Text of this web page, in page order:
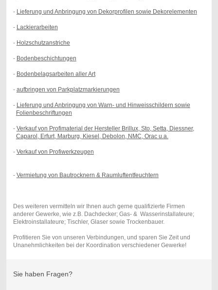
- Lieferung und Anbringung von Dekorprofilen sowie Dekorelementen
- Lackierarbeiten
- Holzschutzanstriche
- Bodenbeschichtungen
- Bodenbelagsarbeiten aller Art
- aufbringen von Parkplatzmarkierungen
- Lieferung und Anbringung von Warn- und Hinweisschildern sowie
Folienbeschriftungen
- Verkauf von Profimaterial der Hersteller Brillux, Sto, Setta, Diessner,
Caparol, Erfurt, Marburg, Kiesel, Debolon, NMC, Orac u.a.
- Verkauf von Profiwerkzeugen
- Vermietung von Bautrocknern & Raumluftentfeuchtern
Des weiteren vermitteln wir Ihnen auch gerne qualifizierte Firmen
anderer Gewerke, wie z.B. Dachdecker; Gas- & Wasserinstallateure;
Elektroinstallateure; Tischler, Glaser sowie Trockenbauer.
Profitieren Sie von unseren Verbindungen, und sparen Sie Zeit und
Unanehmlichkeiten bei der Koordination verschiedener Gewerke!
Sie haben Fragen?